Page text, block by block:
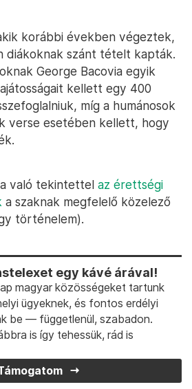
korábbi években végeztek,
diákoknak szánt tételt kapták.
George Bacovia egyik
kellett egy 400
míg a humánosok
verse esetében kellett, hogy
való tekintettel az érettségi
a szaknak megfelelő közelező
történelem).
egy kávé árával!
magyar közösségeket tartunk
ügyeknek, és fontos erdélyi
be — függetlenül, szabadon.
is így tehessük, rád is